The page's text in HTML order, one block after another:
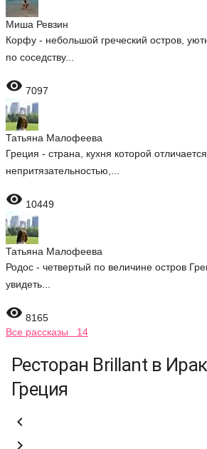
Миша Ревзин
Корфу - небольшой греческий остров,
по соседству...
 7097
Татьяна Малофеева
Греция - страна, кухня которой
непритязательностью,...
 10449
Татьяна Малофеева
Родос - четвертый по величине остров
увидеть...
 8165
Все рассказы 14
Ресторан Brillant в
Греция

